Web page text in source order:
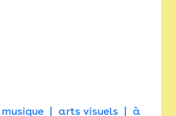
musique arts visuels
à